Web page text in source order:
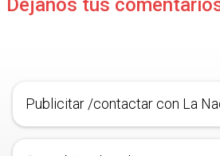
Déjanos tus
Publicitar /contactar con La